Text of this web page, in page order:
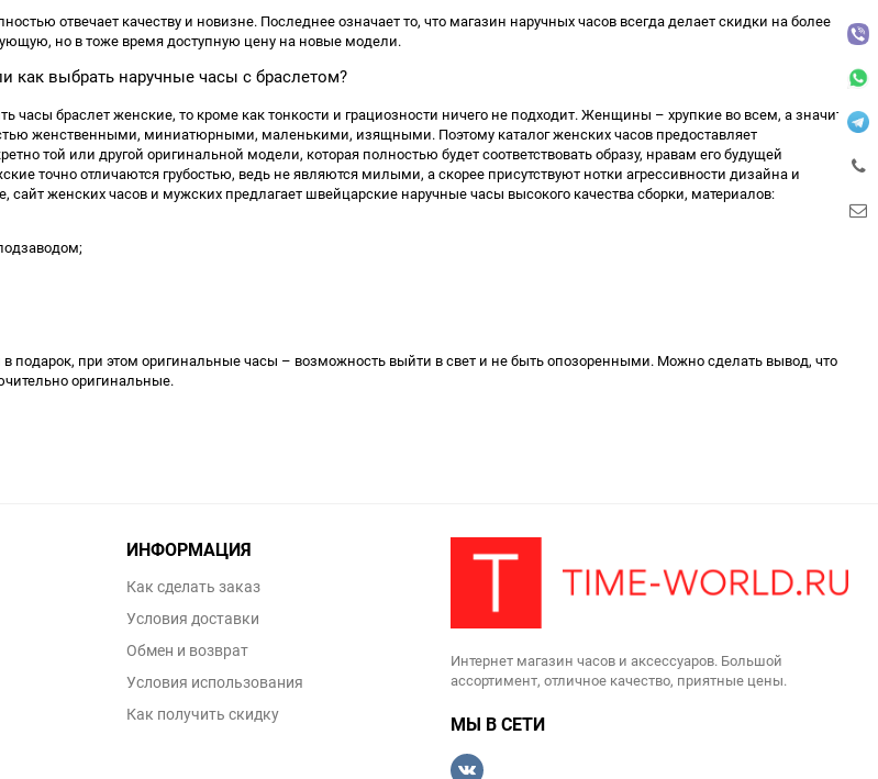
отвечает качеству и новизне. Последнее означает то, что магазин наручных часов всегда делает скидки на более
но в тоже время доступную цену на новые модели.
как выбрать наручные часы с браслетом?
часы браслет женские, то кроме как тонкости и грациозности ничего не подходит. Женщины – хрупкие во всем, а значит
женственными, миниатюрными, маленькими, изящными. Поэтому каталог женских часов предоставляет
той или другой оригинальной модели, которая полностью будет соответствовать образу, нравам его будущей
точно отличаются грубостью, ведь не являются милыми, а скорее присутствуют нотки агрессивности дизайна и
сайт женских часов и мужских предлагает швейцарские наручные часы высокого качества сборки, материалов:
подарок, при этом оригинальные часы – возможность выйти в свет и не быть опозоренными. Можно сделать вывод, что
оригинальные.
ИНФОРМАЦИЯ
Как сделать заказ
Условия доставки
Обмен и возврат
Условия использования
Как получить скидку
Интернет магазин часов и аксессуаров. Большой
ассортимент, отличное качество, приятные цены.
МЫ В СЕТИ